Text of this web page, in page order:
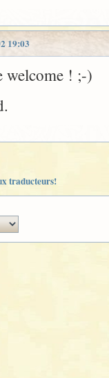
19:03
welcome ! ;-)
traducteurs!